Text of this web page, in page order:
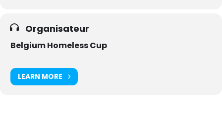
Organisateur
Belgium Homeless Cup
LEARN MORE